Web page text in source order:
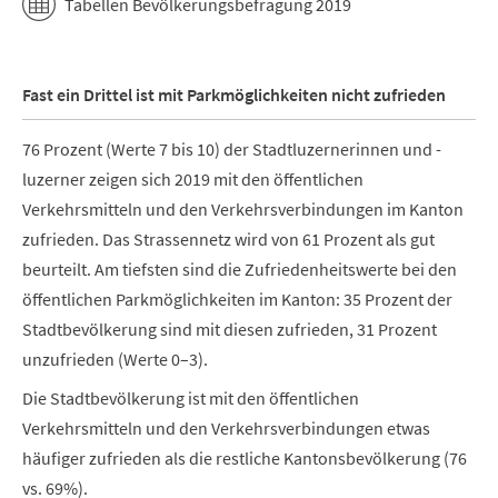
Fast ein Drittel ist mit Parkmöglichkeiten nicht zufrieden
76 Prozent (Werte 7 bis 10) der Stadtluzernerinnen und -
luzerner zeigen sich 2019 mit den öffentlichen
Verkehrsmitteln und den Verkehrsverbindungen im Kanton
zufrieden. Das Strassennetz wird von 61 Prozent als gut
beurteilt. Am tiefsten sind die Zufriedenheitswerte bei den
öffentlichen Parkmöglichkeiten im Kanton: 35 Prozent der
Stadtbevölkerung sind mit diesen zufrieden, 31 Prozent
unzufrieden (Werte 0–3).
Die Stadtbevölkerung ist mit den öffentlichen
Verkehrsmitteln und den Verkehrsverbindungen etwas
häufiger zufrieden als die restliche Kantonsbevölkerung (76
vs. 69%).